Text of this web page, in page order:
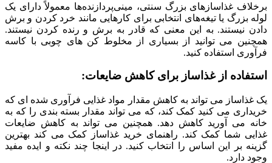
برخلاف غذاسازهای بزرگ سنتی، مینی‌پردازنده‌ها معمولاً دارای یک
لوله بزرگ یا تیغه‌های انتخابی برای کارهایی مانند خرد کردن و برش
دادن نیستند. به این معنی که قادر به برش و رنده کردن نیستند.
همچنین می توانید از بسیاری از مخلوط کن های چوبی با کاسه
فرآوری استفاده کنید.
استفاده از غذاساز برای کاهش ضایعات:
یک غذاساز می تواند به کاهش مقدار مواد غذایی فرآوری شده ای که
خریداری می کنید کمک کند، که می تواند مقدار بسته بندی را که به
خانه می آورید کاهش دهد. همچنین می تواند به کاهش ضایعات
غذایی شما کمک کند. راهنمای خرید غذاساز کمک می کند بهترین
گزینه بر این اساس را انتخاب کنید. در اینجا چند نکته و ایده مفید
وجود دارد.